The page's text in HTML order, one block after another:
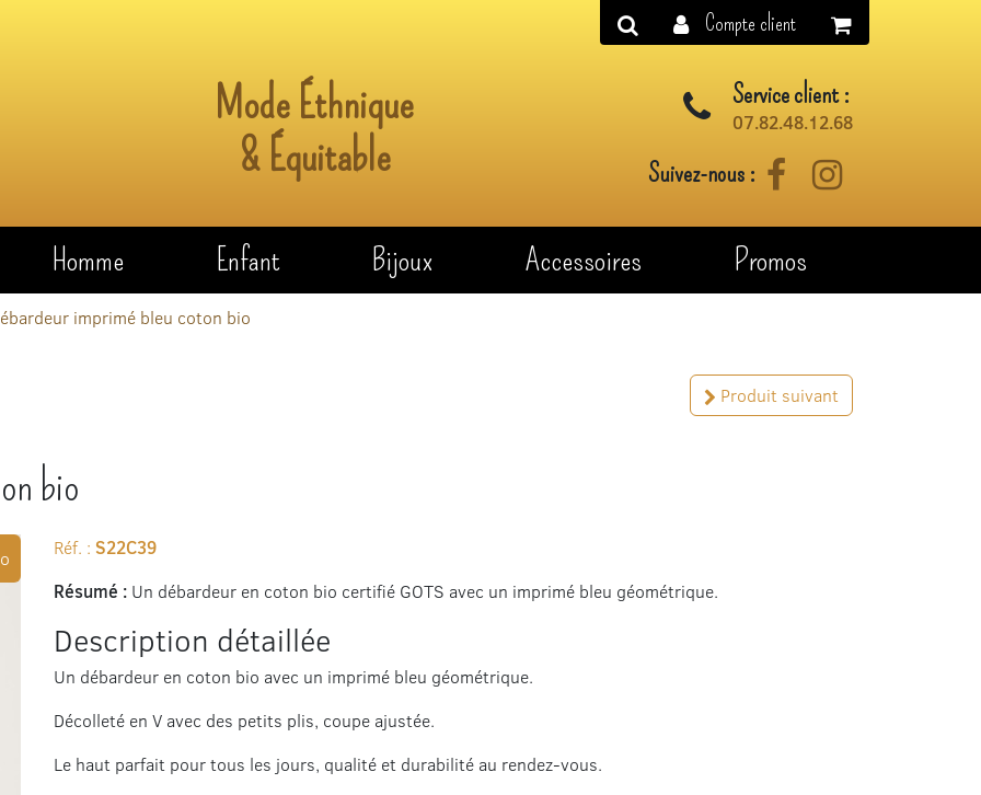
Mode Éthnique
& Équitable
Service client :
07.82.48.12.68
Suivez-nous : FacebookInstagram
Homme Enfant Bijoux Accessoires Promos
imprimé bleu coton bio
Produit suivant
bio
Réf. : S22C39
Résumé : Un débardeur en coton bio certifié GOTS avec un imprimé bleu géométrique.
Description détaillée
Un débardeur en coton bio avec un imprimé bleu géométrique.
Décolleté en V avec des petits plis, coupe ajustée.
Le haut parfait pour tous les jours, qualité et durabilité au rendez-vous.
Compte client